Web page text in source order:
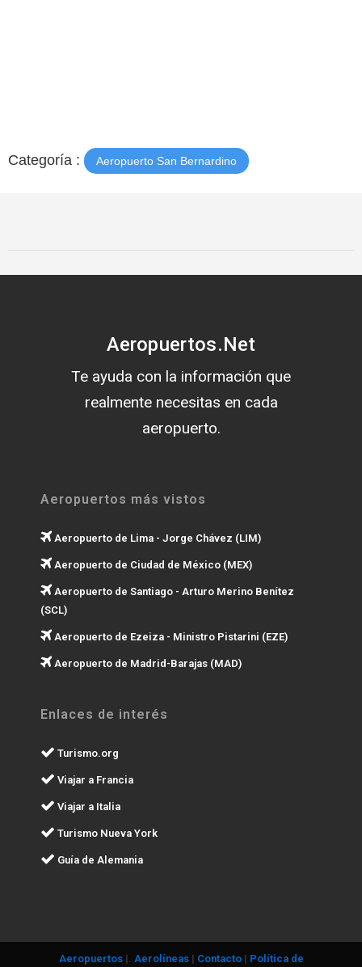
Categoría : Aeropuerto San Bernardino
Aeropuertos.Net
Te ayuda con la información que
realmente necesitas en cada
aeropuerto.
Aeropuertos más vistos
Aeropuerto de Lima - Jorge Chávez (LIM)
Aeropuerto de Ciudad de México (MEX)
Aeropuerto de Santiago - Arturo Merino Benítez
(SCL)
Aeropuerto de Ezeiza - Ministro Pistarini (EZE)
Aeropuerto de Madrid-Barajas (MAD)
Enlaces de interés
Turismo.org
Viajar a Francia
Viajar a Italia
Turismo Nueva York
Guía de Alemania
Aeropuertos|. Aerolíneas| Contacto| Política de